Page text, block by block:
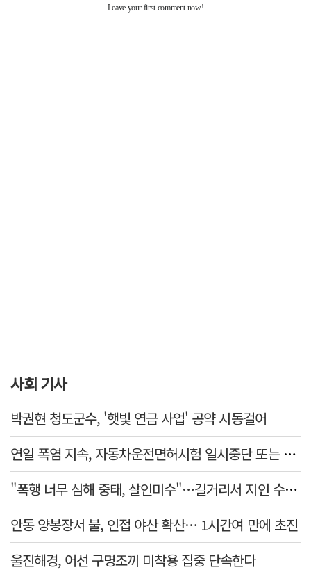
사회 기사
박권현 청도군수, '햇빛 연금 사업' 공약 시동걸어
연일 폭염 지속, 자동차운전면허시험 일시중단 또는 축소 운영
"폭행 너무 심해 중태, 살인미수"…길거리서 지인 수십회 때린 50대 '긴급체포'
안동 양봉장서 불, 인접 야산 확산… 1시간여 만에 초진
울진해경, 어선 구명조끼 미착용 집중 단속한다